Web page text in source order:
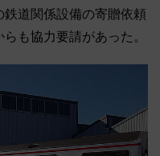
鉄道関係設備の寄贈依頼
も協力要請があった。